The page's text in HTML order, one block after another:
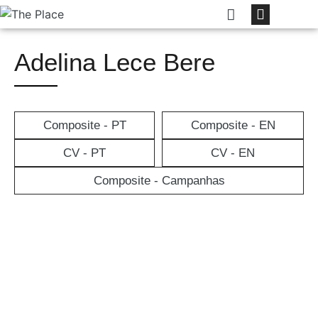
Adelina Lece Bere
Composite - PT Composite - EN
CV - PT CV - EN
Composite - Campanhas